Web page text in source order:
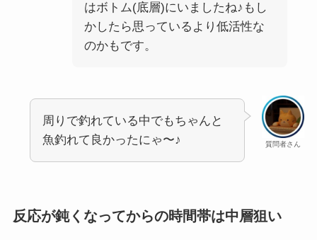
はボトム(底層)にいましたね♪もし
かしたら思っているより低活性な
のかもです。
質問者さん
周りで釣れている中でもちゃんと
魚釣れて良かったにゃ〜♪
反応が鈍くなってからの時間帯は中層狙い